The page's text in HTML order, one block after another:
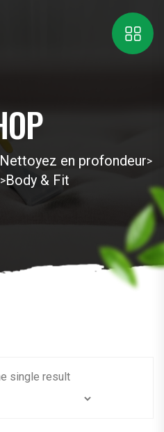
en profondeur>
>Body & Fit
single result